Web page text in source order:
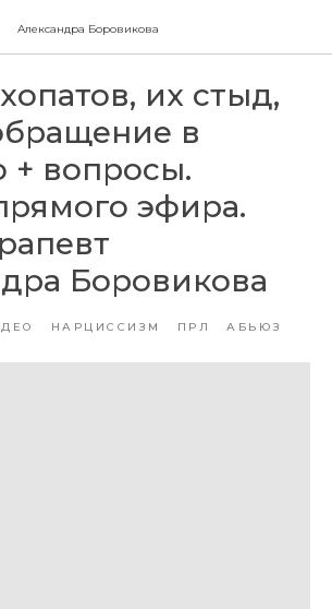
Александра Боровикова
их стыд,
в
+ вопросы.
эфира.
Боровикова
НАРЦИССИЗМ ПРЛ АБЬЮЗ